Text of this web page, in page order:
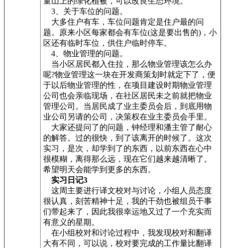
3、关于车位的问题。
大多住户有车，车位问题肯定是住户最的问
题。原来小区每家都会有车位(这是要出售的)，小
区还有临时车位，供住户临时停车。
4、物业管理的问题。
当小区居民都入住拉，那么物业管理该怎么办
呢?物业管理这一块在开发商策划时就定下了，便
于以后物业管理的性，在项目建设时期物业管理
公司也会亲临现场，在社区居民未之前就把物业
管理公司。当居民成了业主委员会后，到底用物
业公司另请的公司，决策权在业主委员会手里。
大家还提问了的问题，钟经理和潘主管了耐心
的解答。过的很快，到了该离开的时候了。这次
实习，是次，却学到了的东西，以前东西在心中
很模糊，离得那么远，现在它们越来越清晰了。
希望明天会能学到更多的东西。
实习日记3
这周主要进行译文校对与讨论，小组人员态度
很认真，刻苦精神十足，我的干劲也被组员干事
们带起来了，因此我很幸运地又过了一个充实而
有意义的星期。
在小组校对和讨论过程中，我发现校对和翻译
大有不同，可以说，校对要完成的工作量比翻译